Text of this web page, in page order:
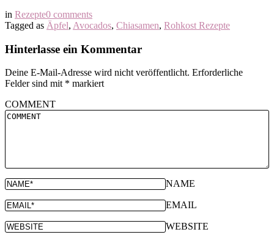
in Rezepte0 comments
Tagged as Äpfel, Avocados, Chiasamen, Rohkost Rezepte
Hinterlasse ein Kommentar
Deine E-Mail-Adresse wird nicht veröffentlicht. Erforderliche
Felder sind mit * markiert
COMMENT
NAME
EMAIL
WEBSITE